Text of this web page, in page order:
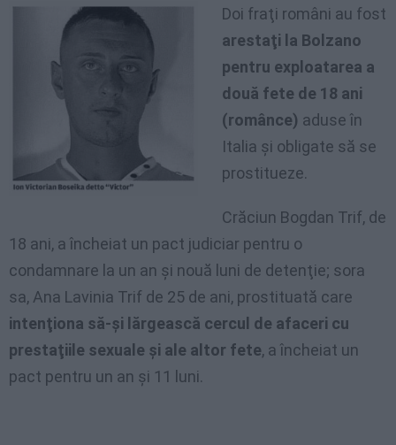
Doi fraţi români au fost
arestaţi la Bolzano
pentru exploatarea a
două fete de 18 ani
(românce) aduse în
Italia şi obligate să se
prostitueze.
Crăciun Bogdan Trif, de
18 ani, a încheiat un pact judiciar pentru o
condamnare la un an şi nouă luni de detenţie; sora
sa, Ana Lavinia Trif de 25 de ani, prostituată care
intenţiona să-şi lărgească cercul de afaceri cu
prestaţiile sexuale şi ale altor fete, a încheiat un
pact pentru un an şi 11 luni.